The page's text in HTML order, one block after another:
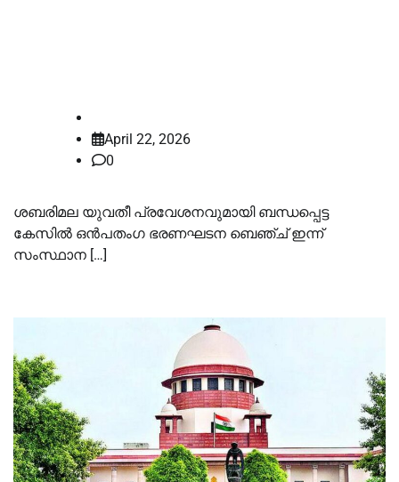
April 22, 2026
0
ശബരിമല യുവതീ പ്രവേശനവുമായി ബന്ധപ്പെട്ട
കേസില്‍ ഒൻപതംഗ ഭരണഘടന ബെഞ്ച് ഇന്ന്
സംസ്ഥാന […]